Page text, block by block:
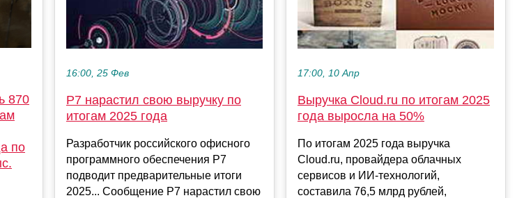
870
по
16:00, 25 Фев
Р7 нарастил свою выручку по
итогам 2025 года
Разработчик российского офисного
программного обеспечения Р7
подводит предварительные итоги
2025... Сообщение Р7 нарастил свою
17:00, 10 Апр
Выручка Cloud.ru по итогам 2025
года выросла на 50%
По итогам 2025 года выручка
Cloud.ru, провайдера облачных
сервисов и ИИ-технологий,
составила 76,5 млрд рублей,